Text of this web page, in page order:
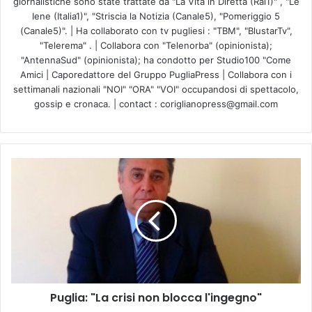
Iene (Italia1)", "Striscia la Notizia (Canale5), "Pomeriggio 5
(Canale5)". | Ha collaborato con tv pugliesi : "TBM", "BlustarTv",
"Telerema" . | Collabora con "Telenorba" (opinionista);
"AntennaSud" (opinionista); ha condotto per Studio100 "Come
Amici | Caporedattore del Gruppo PugliaPress | Collabora con i
settimanali nazionali "NOI" "ORA" "VOI" occupandosi di spettacolo,
gossip e cronaca. | contact : coriglianopress@gmail.com
L
Puglia: "La crisi non blocca l'ingegno"